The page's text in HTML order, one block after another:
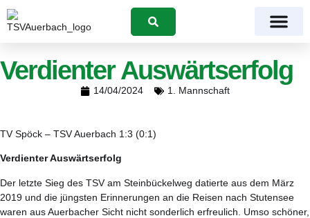
Suchen
Verdienter Auswärtserfolg
14/04/2024 1. Mannschaft
TV Spöck – TSV Auerbach 1:3 (0:1)
Verdienter Auswärtserfolg
Der letzte Sieg des TSV am Steinbückelweg datierte aus dem März
2019 und die jüngsten Erinnerungen an die Reisen nach Stutensee
waren aus Auerbacher Sicht nicht sonderlich erfreulich. Umso schöner,